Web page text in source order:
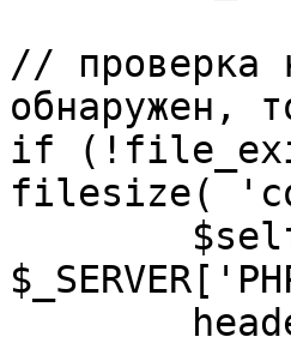
// проверка
обнаружен,
if
filesize(